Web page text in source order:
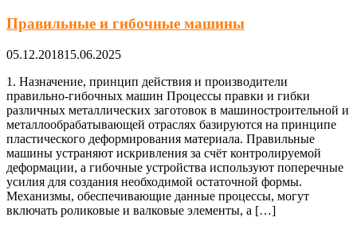
Правильные и гибочные машины
05.12.201815.06.2025
1. Назначение, принцип действия и производители
правильно-гибочных машин Процессы правки и гибки
различных металлических заготовок в машиностроительной и
металлообрабатывающей отраслях базируются на принципе
пластического деформирования материала. Правильные
машины устраняют искривления за счёт контролируемой
деформации, а гибочные устройства используют поперечные
усилия для создания необходимой остаточной формы.
Механизмы, обеспечивающие данные процессы, могут
включать роликовые и валковые элементы, а […]